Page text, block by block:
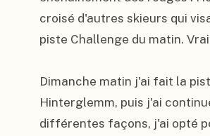
croisé d'autres skieurs qui
piste Challenge du matin.
Dimanche matin j'ai fait la
Hinterglemm, puis j'ai
différentes façons, j'ai opté